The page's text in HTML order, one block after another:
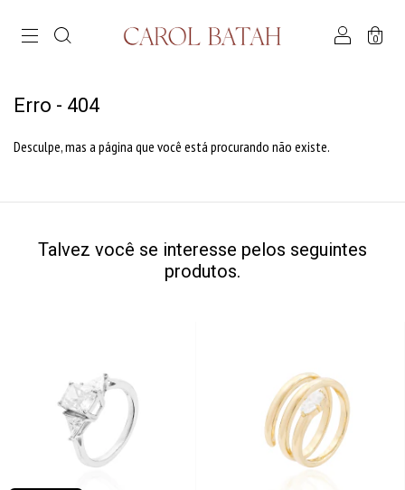
0
Erro - 404
Desculpe, mas a página que você está procurando não existe.
Talvez você se interesse pelos seguintes
produtos.